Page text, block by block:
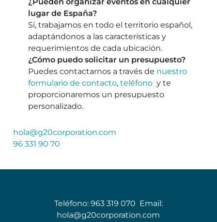
lugar de España?
Sí, trabajamos en todo el territorio español,
adaptándonos a las características y
requerimientos de cada ubicación.
¿Cómo puedo solicitar un presupuesto?
Puedes contactarnos a través de nuestro
formulario de contacto, teléfonoy te
proporcionaremos un presupuesto
personalizado.
hola@g20corporation.com
96 331 90 70
Teléfono: 963 319 070 Email:
hola@g20corporation.com